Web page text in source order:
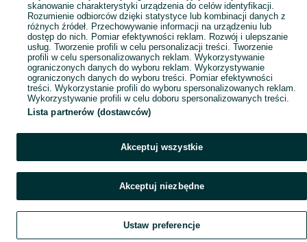
Szukaj Obserwujesz Dodaj
skanowanie charakterystyki urządzenia do celów identyfikacji.
Rozumienie odbiorców dzięki statystyce lub kombinacji danych z
różnych źródeł. Przechowywanie informacji na urządzeniu lub
dostęp do nich. Pomiar efektywności reklam. Rozwój i ulepszanie
usług. Tworzenie profili w celu personalizacji treści. Tworzenie
profili w celu spersonalizowanych reklam. Wykorzystywanie
ograniczonych danych do wyboru reklam. Wykorzystywanie
ograniczonych danych do wyboru treści. Pomiar efektywności
treści. Wykorzystanie profili do wyboru spersonalizowanych reklam.
Wykorzystywanie profili w celu doboru spersonalizowanych treści.
Lista partnerów (dostawców)
Akceptuj wszystkie
Akceptuj niezbędne
Ustaw preferencje